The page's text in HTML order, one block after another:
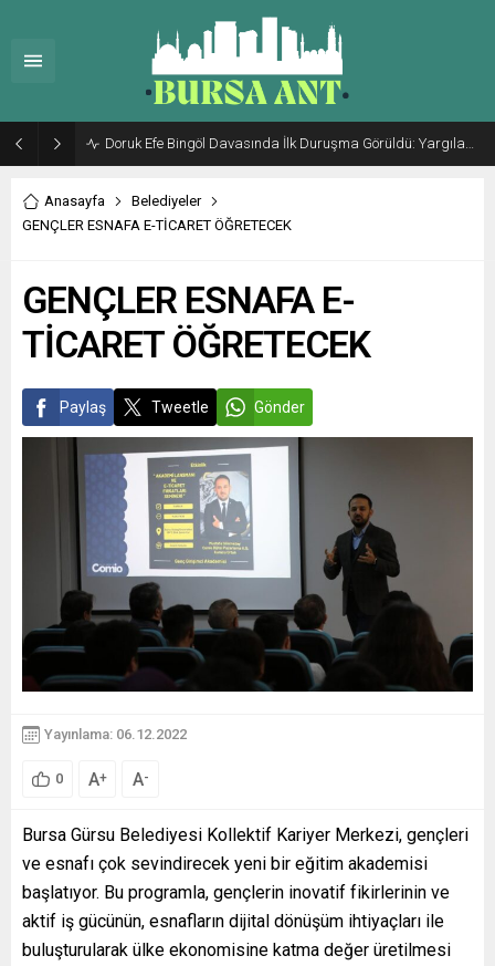
Doruk Efe Bingöl Davasında İlk Duruşma Görüldü: Yargılama 20 Ekim 2026’ya Ertelendi
Anasayfa
Belediyeler
GENÇLER ESNAFA E-TİCARET ÖĞRETECEK
GENÇLER ESNAFA E-
TİCARET ÖĞRETECEK
Paylaş Tweetle Gönder
Yayınlama: 06.12.2022
0 A+ A-
Bursa Gürsu Belediyesi Kollektif Kariyer Merkezi, gençleri
ve esnafı çok sevindirecek yeni bir eğitim akademisi
başlatıyor. Bu programla, gençlerin inovatif fikirlerinin ve
aktif iş gücünün, esnafların dijital dönüşüm ihtiyaçları ile
buluşturularak ülke ekonomisine katma değer üretilmesi